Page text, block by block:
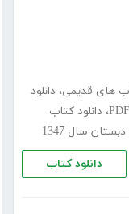
های قدیمی، دانلود
، دانلود کتاب
سال 1347
دانلود کتاب